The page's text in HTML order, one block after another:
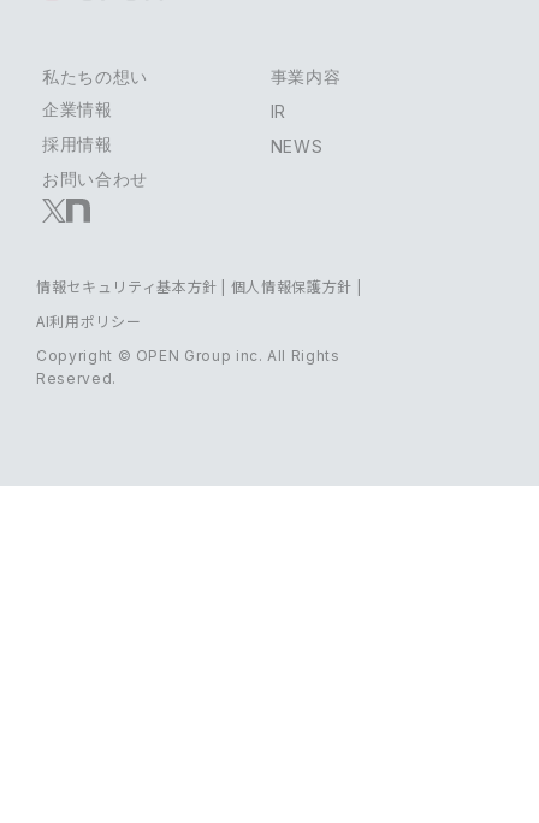
私たちの想い
事業内容
企業情報
IR
採用情報
NEWS
お問い合わせ
Copyright © OPEN Group inc. All Rights
Reserved.
情報セキュリティ基本方針 | 個人情報保護方針 |
AI利用ポリシー